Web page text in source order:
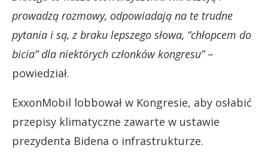
prowadzą rozmowy, odpowiadają na te trudne
pytania i są, z braku lepszego słowa, “chłopcem do
bicia” dla niektórych członków kongresu”–
powiedział.
ExxonMobil lobbował w Kongresie, aby osłabić
przepisy klimatyczne zawarte w ustawie
prezydenta Bidena o infrastrukturze.